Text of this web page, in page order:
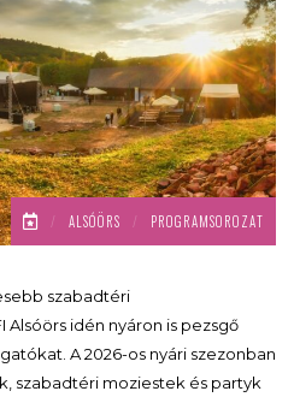
/ ALSÓÖRS / PROGRAMSOROZAT
szabadtéri
Alsóörs idén nyáron is pezsgő
A 2026-os nyári szezonban
szabadtéri moziestek és partyk